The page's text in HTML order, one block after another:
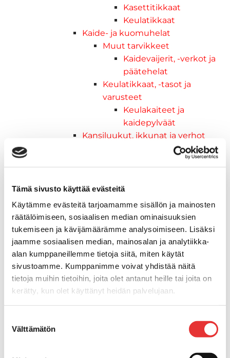
Tämä sivusto käyttää evästeitä
Käytämme evästeitä tarjoamamme sisällön ja mainosten
räätälöimiseen, sosiaalisen median ominaisuuksien
tukemiseen ja kävijämäärämme analysoimiseen. Lisäksi
jaamme sosiaalisen median, mainosalan ja analytiikka-
alan kumppaneillemme tietoja siitä, miten käytät
sivustoamme. Kumppanimme voivat yhdistää näitä
tietoja muihin tietoihin, joita olet antanut heille tai joita on
kerätty, kun olet käyttänyt heidän palvelujaan.
valinta
Välttämätön
Kasettitikkaat
Keulatikkaat
Kaide- ja kuomuhelat
Muut tarvikkeet
Kaidevaijerit, -verkot ja
päätehelat
Keulatikkaat, -tasot ja
varusteet
Keulakaiteet ja
kaidepylväät
Kansiluukut, ikkunat ja verhot
Luukut, hyttysverkot ja
Hyttysverkot
Verhot
Venetikkaat
Uimatikkaat
Kasettitikkaat
Keulatikkaat
Köysitikkaat
Kiinnikkeet ja tukijalat
Kävelysillat